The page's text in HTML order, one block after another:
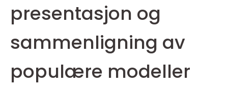
presentasjon og
sammenligning av
populære modeller